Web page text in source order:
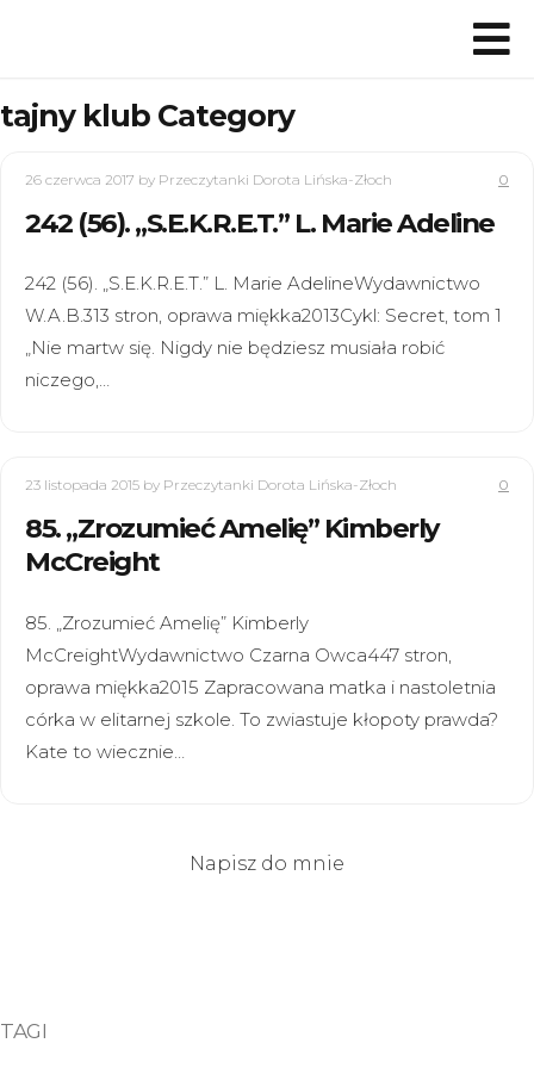
tajny klub Category
26 czerwca 2017 by Przeczytanki Dorota Lińska-Złoch 0
242 (56). „S.E.K.R.E.T.” L. Marie Adeline
242 (56). „S.E.K.R.E.T.” L. Marie AdelineWydawnictwo
W.A.B.313 stron, oprawa miękka2013Cykl: Secret, tom 1
„Nie martw się. Nigdy nie będziesz musiała robić
niczego,…
23 listopada 2015 by Przeczytanki Dorota Lińska-Złoch 0
85. „Zrozumieć Amelię” Kimberly
McCreight
85. „Zrozumieć Amelię” Kimberly
McCreightWydawnictwo Czarna Owca447 stron,
oprawa miękka2015 Zapracowana matka i nastoletnia
córka w elitarnej szkole. To zwiastuje kłopoty prawda?
Kate to wiecznie…
Napisz do mnie
TAGI